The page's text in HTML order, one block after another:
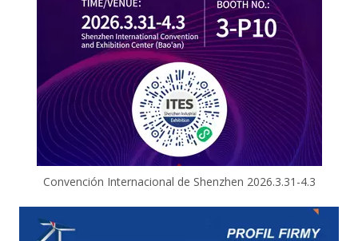
Convención Internacional de Shenzhen 2026.3.31-4.3